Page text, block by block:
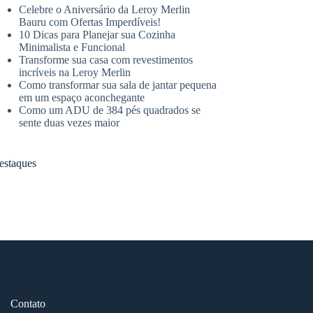
Celebre o Aniversário da Leroy Merlin
Bauru com Ofertas Imperdíveis!
10 Dicas para Planejar sua Cozinha
Minimalista e Funcional
Transforme sua casa com revestimentos
incríveis na Leroy Merlin
Como transformar sua sala de jantar pequena
em um espaço aconchegante
Como um ADU de 384 pés quadrados se
sente duas vezes maior
Contato